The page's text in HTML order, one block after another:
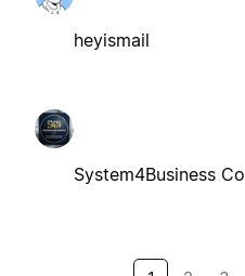
heyismail
System4Business Co